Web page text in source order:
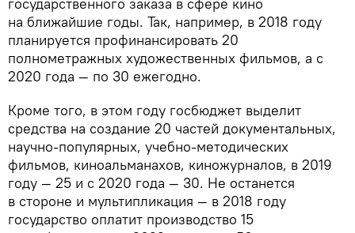
государственного заказа в сфере кино
на ближайшие годы. Так, например, в 2018 году
планируется профинансировать 20
полнометражных художественных фильмов, а с
2020 года — по 30 ежегодно.
Кроме того, в этом году госбюджет выделит
средства на создание 20 частей документальных,
научно-популярных, учебно-методических
фильмов, киноальманахов, киножурналов, в 2019
году — 25 и с 2020 года — 30. Не останется
в стороне и мультипликация — в 2018 году
государство оплатит производство 15